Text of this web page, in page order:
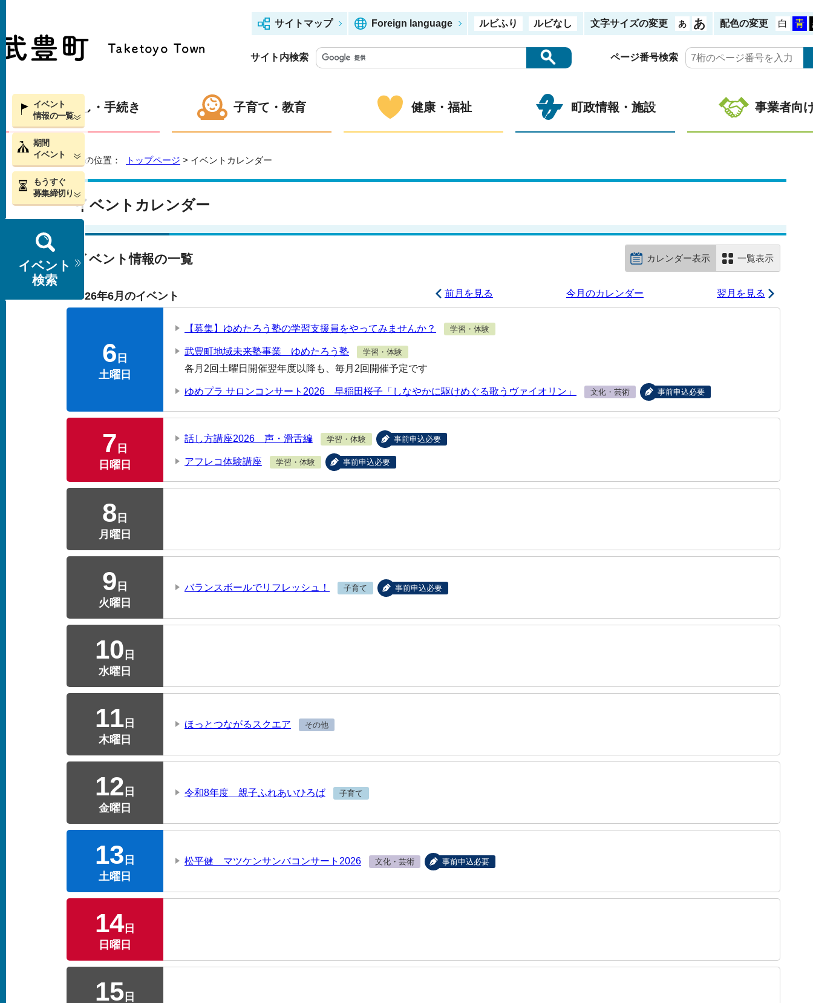
サイトマップ Foreign language ルビふり ルビなし 文字サイズの変更 配色の変更
サイト内検索 ページ番号検索
くらし・手続き 子育て・教育 健康・福祉 町政情報・施設 事業者向
現在の位置： トップページ > イベントカレンダー
イベントカレンダー
イベント
情報の一覧
期間
イベント
もうすぐ
募集締切り
イベント
検索
イベント情報の一覧 カレンダー表示 一覧表示
前月を見る 今月のカレンダー 翌月を見る
2026年6月のイベント
6 日
土曜日
【募集】ゆめたろう塾の学習支援員をやってみませんか？ 学習・体験
武豊町地域未来塾事業 ゆめたろう塾 学習・体験
各月2回土曜日開催翌年度以降も、毎月2回開催予定です
ゆめプラ サロンコンサート2026 早稲田桜子「しなやかに駆けめぐる歌うヴァイオリン」 文化・芸術 事前申込必要
7 日
日曜日
話し方講座2026 声・滑舌編 学習・体験 事前申込必要
アフレコ体験講座 学習・体験 事前申込必要
8 日
月曜日
9 日
火曜日
バランスボールでリフレッシュ！ 子育て 事前申込必要
10 日
水曜日
11 日
木曜日
ほっとつながるスクエア その他
12 日
金曜日
令和8年度 親子ふれあいひろば 子育て
13 日
土曜日
松平健 マツケンサンバコンサート2026 文化・芸術 事前申込必要
14日
日曜日
15 日